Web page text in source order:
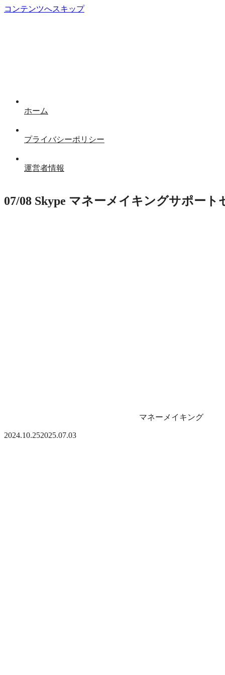
コンテンツへスキップ
ホーム
プライバシーポリシー
運営者情報
07/08 Skype マネーメイキングサポー
マネーメイキング
2024.10.252025.07.03